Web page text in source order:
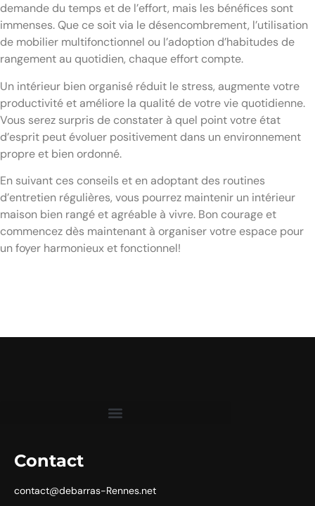
demande du temps et de l’effort, mais les bénéfices sont
immenses. Que ce soit via le désencombrement, l’utilisation
de mobilier multifonctionnel ou l’adoption d’habitudes de
rangement au quotidien, chaque effort compte.
Un intérieur bien organisé réduit le stress, augmente votre
productivité et améliore la qualité de votre vie quotidienne.
Vous serez surpris de constater à quel point votre état
d’esprit peut évoluer positivement dans un environnement
propre et bien ordonné.
En suivant ces conseils et en adoptant des routines
d’entretien régulières, vous pourrez maintenir un intérieur
maison bien rangé et agréable à vivre. Bon courage et
commencez dès maintenant à organiser votre espace pour
un foyer harmonieux et fonctionnel!
Contact
contact@debarras-Rennes.net